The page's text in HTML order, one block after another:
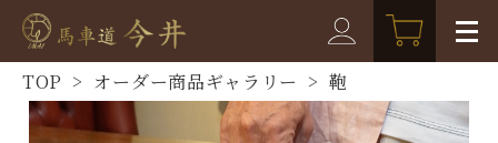
TOP > オーダー商品ギャラリー > 鞄